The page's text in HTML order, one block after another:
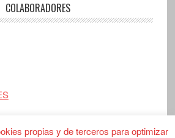
COLABORADORES
propias y de terceros para optimizar